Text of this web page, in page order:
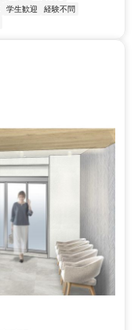
学生歓迎
経験不問